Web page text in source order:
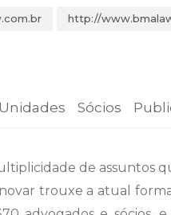
http://
Unidades Sócios
de
trouxe a atual